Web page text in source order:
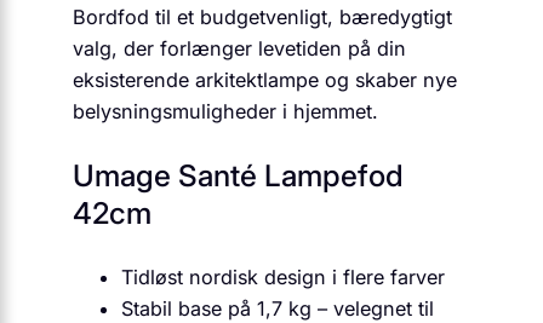
Bordfod til et budgetvenligt, bæredygtigt
valg, der forlænger levetiden på din
eksisterende arkitektlampe og skaber nye
belysningsmuligheder i hjemmet.
Umage Santé Lampefod
42cm
Tidløst nordisk design i flere farver
Stabil base på 1,7 kg – velegnet til